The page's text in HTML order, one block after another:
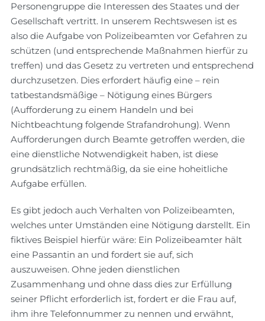
Personengruppe die Interessen des Staates und der
Gesellschaft vertritt. In unserem Rechtswesen ist es
also die Aufgabe von Polizeibeamten vor Gefahren zu
schützen (und entsprechende Maßnahmen hierfür zu
treffen) und das Gesetz zu vertreten und entsprechend
durchzusetzen. Dies erfordert häufig eine – rein
tatbestandsmäßige – Nötigung eines Bürgers
(Aufforderung zu einem Handeln und bei
Nichtbeachtung folgende Strafandrohung). Wenn
Aufforderungen durch Beamte getroffen werden, die
eine dienstliche Notwendigkeit haben, ist diese
grundsätzlich rechtmäßig, da sie eine hoheitliche
Aufgabe erfüllen.
Es gibt jedoch auch Verhalten von Polizeibeamten,
welches unter Umständen eine Nötigung darstellt. Ein
fiktives Beispiel hierfür wäre: Ein Polizeibeamter hält
eine Passantin an und fordert sie auf, sich
auszuweisen. Ohne jeden dienstlichen
Zusammenhang und ohne dass dies zur Erfüllung
seiner Pflicht erforderlich ist, fordert er die Frau auf,
ihm ihre Telefonnummer zu nennen und erwähnt,